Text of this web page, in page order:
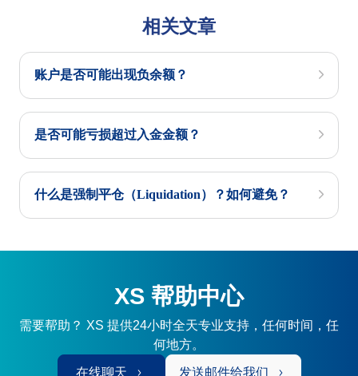
相关文章
账户是否可能出现负余额？
是否可能亏损超过入金金额？
什么是强制平仓（Liquidation）？如何避免？
XS 帮助中心
需要帮助？ XS 提供24小时全天专业支持，任何时间，任
何地方。
在线聊天 发送邮件给我们